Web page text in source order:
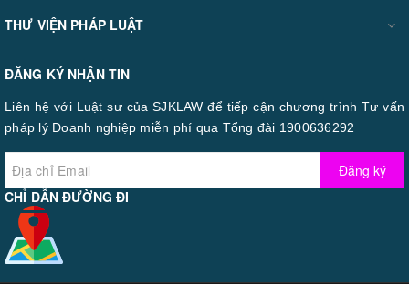
THƯ VIỆN PHÁP LUẬT
ĐĂNG KÝ NHẬN TIN
Liên hệ với Luật sư của SJKLAW để tiếp cận chương trình Tư vấn
pháp lý Doanh nghiệp miễn phí qua Tổng đài 1900636292
Đăng ký
CHỈ DẪN ĐƯỜNG ĐI